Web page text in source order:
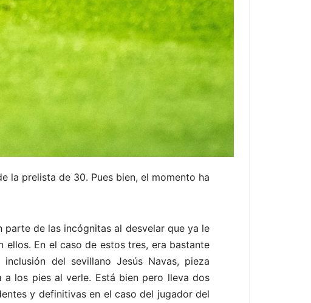
la prelista de 30. Pues bien, el momento ha
de las incógnitas al desvelar que ya le
En el caso de estos tres, era bastante
del sevillano Jesús Navas, pieza
a los pies al verle. Está bien pero lleva dos
y definitivas en el caso del jugador del